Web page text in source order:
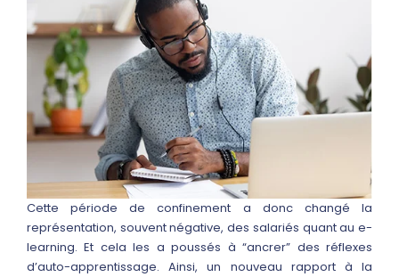
Cette période de confinement a donc changé la
représentation, souvent négative, des salariés quant au e-
learning. Et cela les a poussés à “ancrer” des réflexes
d’auto-apprentissage. Ainsi, un nouveau rapport à la